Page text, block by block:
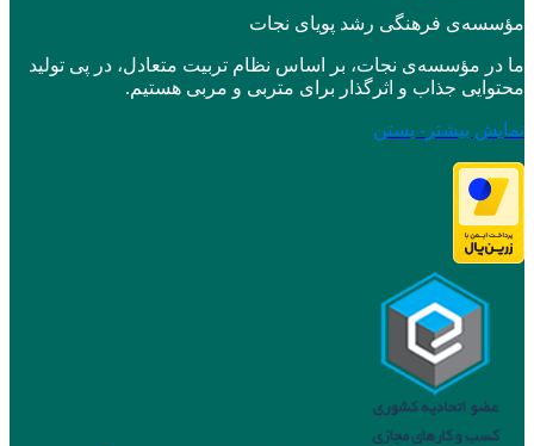
مؤسسه‌ی فرهنگی رشد پویای نجات
ما در مؤسسه‌ی نجات، بر اساس نظام تربیت متعادل، در پی تولید
محتوایی جذاب و اثرگذار برای متربی و مربی هستیم.
نمایش بیشتر - بستن